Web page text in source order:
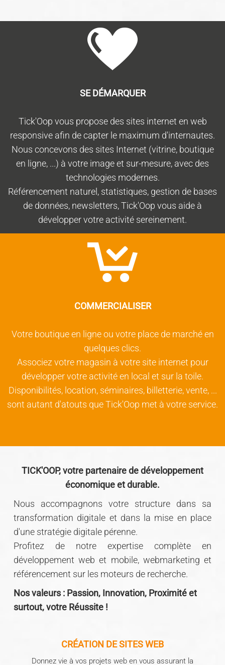
SE DÉMARQUER
Tick'Oop vous propose des sites internet en web
responsive afin de capter le maximum d'internautes.
Nous concevons des sites Internet (vitrine, boutique
en ligne, ...) à votre image et sur-mesure, avec des
technologies modernes.
Référencement naturel, statistiques, gestion de bases
de données, newsletters, Tick'Oop vous aide à
développer votre activité sereinement.
COMMERCIALISER
Votre boutique en ligne ou votre place de marché en
quelques clics.
Associez votre magasin à votre site internet pour
développer votre activité en local et sur la toile.
Disponibilités, location, séminaires, billetterie, vente, ...
sont autant d'atouts que Tick'Oop met à votre service.
TICK'OOP, votre partenaire de développement
économique et durable.
Nous accompagnons votre structure dans sa
transformation digitale et dans la mise en place
d'une stratégie digitale pérenne.
Profitez de notre expertise complète en
développement web et mobile, webmarketing et
référencement sur les moteurs de recherche.
Nos valeurs : Passion, Innovation, Proximité et
surtout, votre Réussite !
CRÉATION DE SITES WEB
Donnez vie à vos projets web en vous assurant la